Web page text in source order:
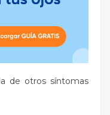
de otros síntomas